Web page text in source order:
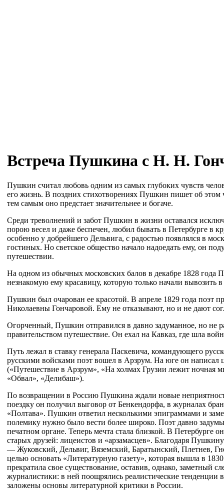
Встреча Пушкина с Н. Н.
Пушкин считал любовь одним из самых глубоких чувств
его жизнь. В поздних стихотворениях Пушкин пишет об этом
тем самым оно предстает значительнее и богаче.
Среди треволнений и забот Пушкин в жизни оставался
порою весел и даже беспечен, любил бывать в Петербурге в
особенно у добрейшего Дельвига, с радостью появлялся в
гостиных. Но светское общество начало надоедать ему, он
путешествии.
На одном из обычных московских балов в декабре 1828 года
незнакомую ему красавицу, которую только начали вывозить в
Пушкин был очарован ее красотой. В апреле 1829 года поэт
Николаевны Гончаровой. Ему не отказывают, но и не дают
Огорченный, Пушкин отправился в давно задуманное, но не
правительством путешествие. Он ехал на Кавказ, где шла
Путь лежал в ставку генерала Паскевича, командующего
русскими войсками поэт вошел в Арзрум. На юге он написал
(«Путешествие в Арзрум», «На холмах Грузии лежит ночная
«Обвал», «Делибаш»).
По возвращении в Россию Пушкина ждали новые
поездку он получил выговор от Бенкендорфа, в журналах
«Полтава». Пушкин ответил несколькими эпиграммами и
полемику нужно было вести более широко. Поэт давно
печатном органе. Теперь мечта стала близкой. В Петербурге
старых друзей: лицеистов и «арзамасцев». Благодаря
— Жуковский, Дельвиг, Вяземский, Баратынский, Плетнев,
целью основать «Литературную газету», которая вышла в
прекратила свое существование, оставив, однако, заметный
журналистики: в ней поощрялись реалистические тенденции
заложены основы литературной критики в России.